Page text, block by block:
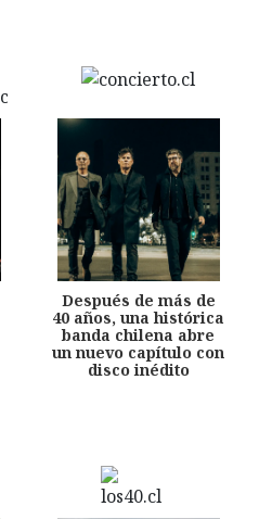
Después de más de
40 años, una histórica
banda chilena abre
un nuevo capítulo con
disco inédito